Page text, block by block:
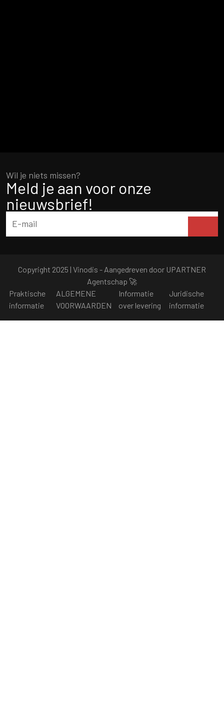
Wil je niets missen?
Meld je aan voor onze
nieuwsbrief!
Copyright 2025 | Vinodis - Aangedreven door UPARTNER
Agentschap 🚀
Praktische
informatie
ALGEMENE
VOORWAARDEN
Informatie
over levering
Juridische
informatie